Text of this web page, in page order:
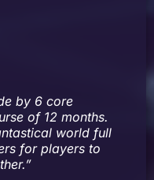
by 6 core
of 12 months.
world full
for players to